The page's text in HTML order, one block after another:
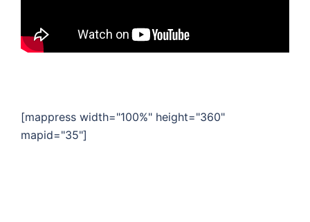
[mappress width="100%" height="360"
mapid="35"]